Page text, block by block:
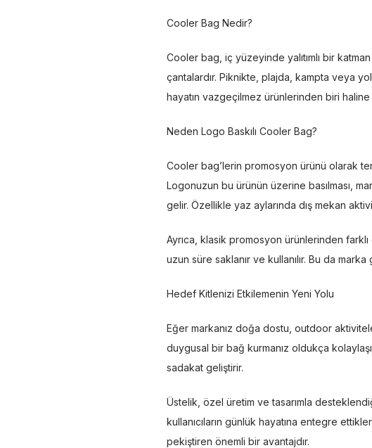
Cooler Bag Nedir?
Cooler bag, iç yüzeyinde yalıtımlı bir
çantalardır. Piknikte, plajda, kampta veya
hayatın vazgeçilmez ürünlerinden biri haline
Neden Logo Baskılı Cooler Bag?
Cooler bag’lerin promosyon ürünü olarak
Logonuzun bu ürünün üzerine basılması,
gelir. Özellikle yaz aylarında dış mekan
Ayrıca, klasik promosyon ürünlerinden
uzun süre saklanır ve kullanılır. Bu da
Hedef Kitlenizi Etkilemenin Yeni Yolu
Eğer markanız doğa dostu, outdoor
duygusal bir bağ kurmanız oldukça
sadakat geliştirir.
Üstelik, özel üretim ve tasarımla
kullanıcıların günlük hayatına entegre
pekiştiren önemli bir avantajdır.